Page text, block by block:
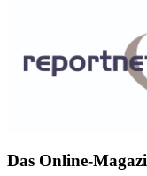
Das Online-